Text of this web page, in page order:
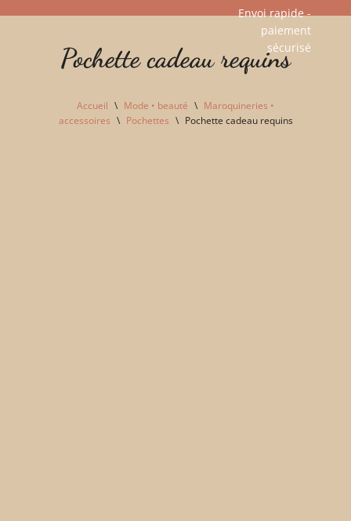
Envoi rapide -
paiement
sécurisé​
Pochette cadeau requins
Accueil \ Mode • beauté \ Maroquineries •
accessoires \ Pochettes \ Pochette cadeau requins